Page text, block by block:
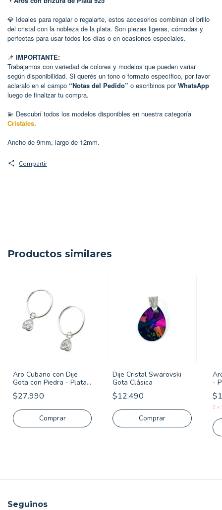
💎 Ideales para regalar o regalarte, estos accesorios combinan el brillo
del cristal con la nobleza de la plata. Son piezas ligeras, cómodas y
perfectas para usar todos los días o en ocasiones especiales.
📌 IMPORTANTE:
Trabajamos con variedad de colores y modelos que pueden variar
según disponibilidad. Si querés un tono o formato específico, por favor
aclaralo en el campo “Notas del Pedido” o escribinos porWhatsApp
luego de finalizar tu compra.
💫 Descubrí todos los modelos disponibles en nuestra categoría
Cristales.
Ancho de 9mm, largo de 12mm.
Compartir
Productos similares
Aro Cubano con Dije
Gota con Piedra - Plata
925
$27.990
Dije Cristal Swarovski
Gota Clásica
$12.490
-
2 x
Seguinos